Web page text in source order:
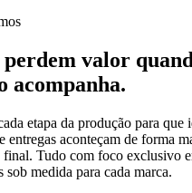
valor
acompanha.
etapa da produção para que
entregas aconteçam de forma
Tudo com foco exclusivo
medida para cada marca.